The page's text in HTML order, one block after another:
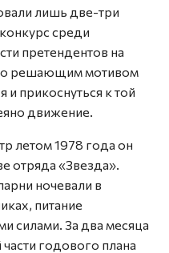
лишь две-три
среди
претендентов на
решающим мотивом
и прикоснуться к той
движение.
летом 1978 года он
отряда «Звезда».
ночевали в
питание
силами. За два месяца
годового плана